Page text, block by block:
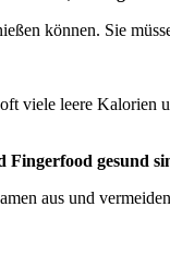
können. Sie
viele leere
Fingerfood gesund
aus und